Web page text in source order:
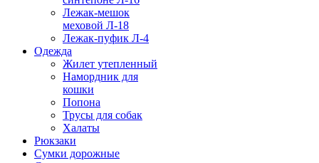
Лежак-мешок
меховой Л-18
Лежак-пуфик Л-4
Одежда
Жилет утепленный
Намордник для
кошки
Попона
Трусы для собак
Халаты
Рюкзаки
Сумки дорожные